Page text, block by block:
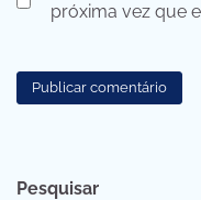
próxima vez que
Pesquisar